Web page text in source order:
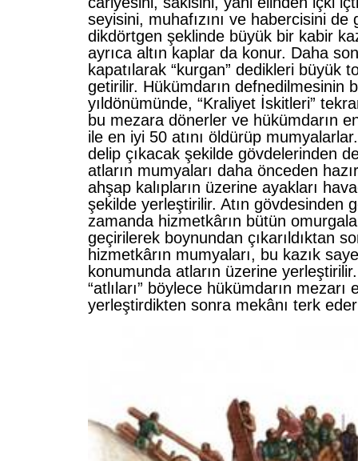
seyisini, muhafızını ve habercisini de
dikdörtgen şeklinde büyük bir kabir
ayrıca altın kaplar da konur. Daha
kapatılarak “kurgan” dedikleri büyük
getirilir. Hükümdarın defnedilmesinin
yıldönümünde, “Kraliyet İskitleri”
bu mezara dönerler ve hükümdarın
ile en iyi 50 atını öldürüp
delip çıkacak şekilde gövdelerinden
atların mumyaları daha önceden
ahşap kalıpların üzerine ayakları
şekilde yerleştirilir. Atın gövdesinden
zamanda hizmetkârın bütün
geçirilerek boynundan çıkarıldıktan
hizmetkârın mumyaları, bu kazık
konumunda atların üzerine
“atlıları” böylece hükümdarın mezarı
yerleştirdikten sonra mekânı terk